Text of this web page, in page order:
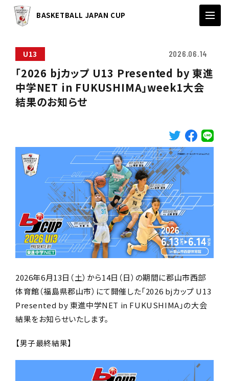
BASKETBALL JAPAN CUP
U13 2026.06.14
「2026 bjカップ U13 Presented by 東進
中学NET in FUKUSHIMA」week1大会
結果のお知らせ
2026年6月13日（土）から14日（日）の期間に郡山市西部
体育館（福島県郡山市）にて開催した「2026 bjカップ U13
Presented by 東進中学NET in FUKUSHIMA」の大会
結果をお知らせいたします。
【男子最終結果】